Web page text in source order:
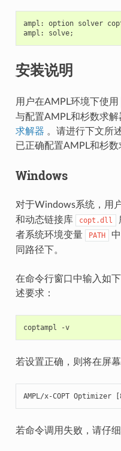
ampl: option solver
ampl:
solve;
安装说明
用户在AMPL环境下使用
与配置AMPL和杉数求
求解器 。请进行下文所
已正确配置AMPL和杉数
Windows
对于Windows系统，用
和动态链接库 copt.dll
者系统环境变量
PATH
同路径下。
在命令行窗口中输入如
述要求：
coptampl -v
若设置正确，则将在屏
AMPL/x-COPT
若命令调用失败，请仔